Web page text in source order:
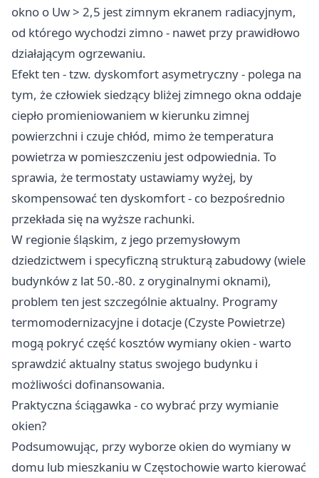
okno o Uw > 2,5 jest zimnym ekranem radiacyjnym,
od którego wychodzi zimno - nawet przy prawidłowo
działającym ogrzewaniu.
Efekt ten - tzw. dyskomfort asymetryczny - polega na
tym, że człowiek siedzący bliżej zimnego okna oddaje
ciepło promieniowaniem w kierunku zimnej
powierzchni i czuje chłód, mimo że temperatura
powietrza w pomieszczeniu jest odpowiednia. To
sprawia, że termostaty ustawiamy wyżej, by
skompensować ten dyskomfort - co bezpośrednio
przekłada się na wyższe rachunki.
W regionie śląskim, z jego przemysłowym
dziedzictwem i specyficzną strukturą zabudowy (wiele
budynków z lat 50.-80. z oryginalnymi oknami),
problem ten jest szczególnie aktualny. Programy
termomodernizacyjne i dotacje (Czyste Powietrze)
mogą pokryć część kosztów wymiany okien - warto
sprawdzić aktualny status swojego budynku i
możliwości dofinansowania.
Praktyczna ściągawka - co wybrać przy wymianie
okien?
Podsumowując, przy wyborze okien do wymiany w
domu lub mieszkaniu w Częstochowie warto kierować